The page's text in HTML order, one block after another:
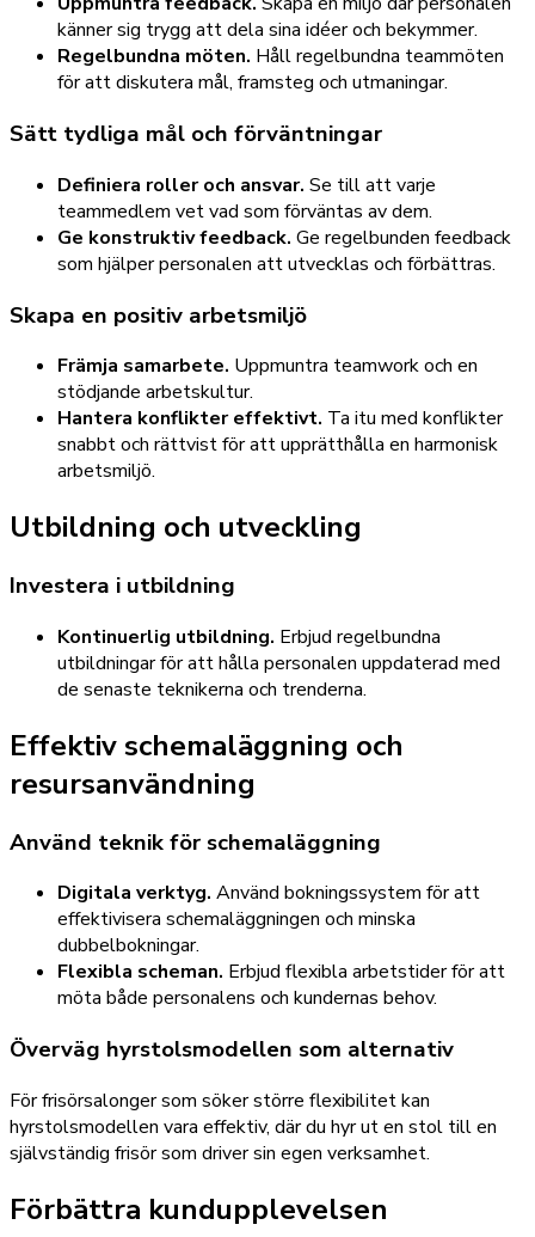
känner sig trygg att dela sina idéer och bekymmer.
Regelbundna möten. Håll regelbundna teammöten
för att diskutera mål, framsteg och utmaningar.
Sätt tydliga mål och förväntningar
Definiera roller och ansvar. Se till att varje
teammedlem vet vad som förväntas av dem.
Ge konstruktiv feedback. Ge regelbunden feedback
som hjälper personalen att utvecklas och förbättras.
Skapa en positiv arbetsmiljö
Främja samarbete. Uppmuntra teamwork och en
stödjande arbetskultur.
Hantera konflikter effektivt. Ta itu med konflikter
snabbt och rättvist för att upprätthålla en harmonisk
arbetsmiljö.
Utbildning och utveckling
Investera i utbildning
Kontinuerlig utbildning. Erbjud regelbundna
utbildningar för att hålla personalen uppdaterad med
de senaste teknikerna och trenderna.
Effektiv schemaläggning och
resursanvändning
Använd teknik för schemaläggning
Digitala verktyg. Använd bokningssystem för att
effektivisera schemaläggningen och minska
dubbelbokningar.
Flexibla scheman. Erbjud flexibla arbetstider för att
möta både personalens och kundernas behov.
Överväg hyrstolsmodellen som alternativ
För frisörsalonger som söker större flexibilitet kan
hyrstolsmodellen vara effektiv, där du hyr ut en stol till en
självständig frisör som driver sin egen verksamhet.
Förbättra kundupplevelsen